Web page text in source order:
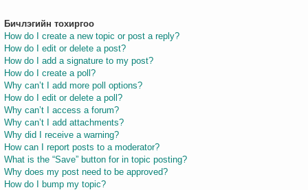
Бичлэгийн тохиргоо
How do I create a new topic or post a reply?
How do I edit or delete a post?
How do I add a signature to my post?
How do I create a poll?
Why can’t I add more poll options?
How do I edit or delete a poll?
Why can’t I access a forum?
Why can’t I add attachments?
Why did I receive a warning?
How can I report posts to a moderator?
What is the “Save” button for in topic posting?
Why does my post need to be approved?
How do I bump my topic?